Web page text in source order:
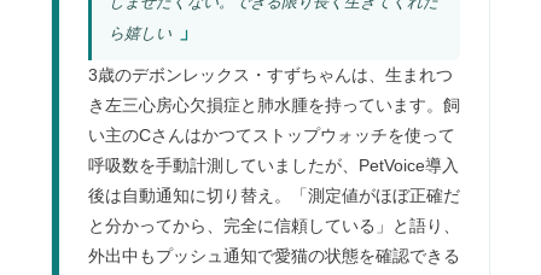
ら嬉しい
3歳のデボンレックス・すずちゃんは、生まれつ
き左三心房心欠損症と肺水腫を持っています。飼
い主のCさんはかつてストップウォッチを使って
呼吸数を手動計測していましたが、PetVoice導入
後は自動通知に切り替え。「測定値がほぼ正確だ
と分かってから、完全に信頼している」と語り、
外出中もプッシュ通知で愛猫の状態を確認できる